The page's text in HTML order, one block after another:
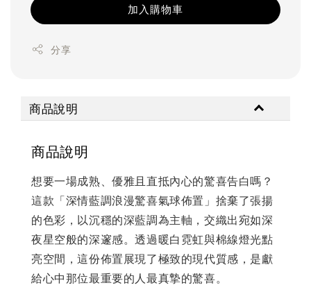
加入購物車
分享
商品說明
商品說明
想要一場成熟、優雅且直抵內心的驚喜告白嗎？
這款「深情藍調浪漫驚喜氣球佈置」捨棄了張揚
的色彩，以沉穩的深藍調為主軸，交織出宛如深
夜星空般的深邃感。透過暖白霓虹與棉線燈光點
亮空間，這份佈置展現了極致的現代質感，是獻
給心中那位最重要的人最真摯的驚喜。